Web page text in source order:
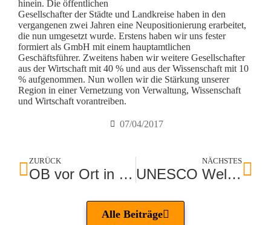
hinein. Die öffentlichen
Gesellschafter der Städte und Landkreise haben in den
vergangenen zwei Jahren eine Neupositionierung erarbeitet,
die nun umgesetzt wurde. Erstens haben wir uns fester
formiert als GmbH mit einem hauptamtlichen
Geschäftsführer. Zweitens haben wir weitere Gesellschafter
aus der Wirtschaft mit 40 % und aus der Wissenschaft mit 10
% aufgenommen. Nun wollen wir die Stärkung unserer
Region in einer Vernetzung von Verwaltung, Wissenschaft
und Wirtschaft vorantreiben.
07/04/2017
ZURÜCK
OB vor Ort in der Cite
NÄCHSTES
UNESCO Welterbe kommt voran
Alle Beiträge